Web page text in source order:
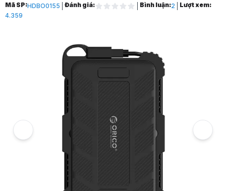
Trang chủ
1
Hộp Đựng Ổ Cứng - HDD Box
Hộp ổ cứng 2.5 inch Orico 2719U3 SATA 3 USB 3.0, chống sốc
Hình ảnh và video sản phẩm
Hộp ổ cứng 2.5 inch Orico 2719U3 SATA 3 USB 3.0, chống sốc
Mã SP:HDBO0155 Đánh giá: Bình luận:2
Lượt xem:
4.359